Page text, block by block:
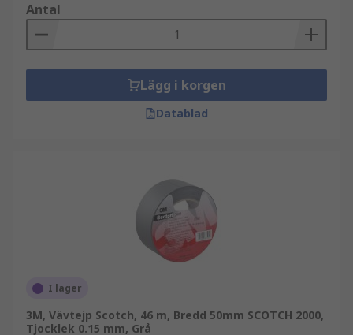
Antal
Lägg i korgen
Datablad
I lager
3M, Vävtejp Scotch, 46 m, Bredd 50mm SCOTCH 2000,
Tjocklek 0.15 mm, Grå